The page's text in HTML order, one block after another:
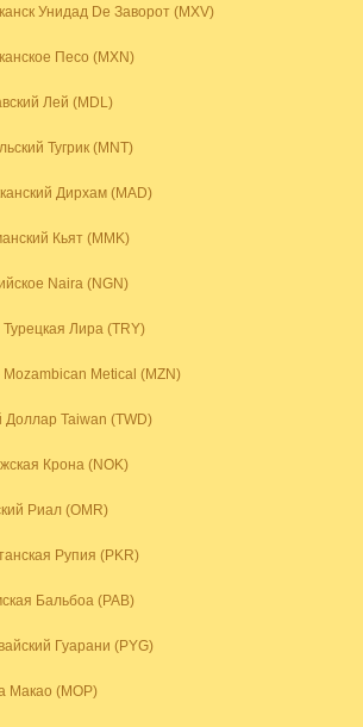
Унидад De Заворот (MXV)
Песо (MXN)
Лей (MDL)
Тугрик (MNT)
Дирхам (MAD)
Кьят (MMK)
Naira (NGN)
Турецкая Лира (TRY)
Mozambican Metical (MZN)
Доллар Taiwan (TWD)
Крона (NOK)
Риал (OMR)
Рупия (PKR)
Бальбоа (PAB)
Гуарани (PYG)
Макао (MOP)